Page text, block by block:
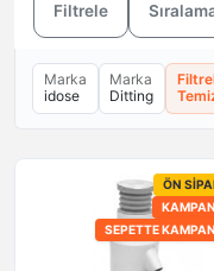
Filtrele
Marka
idose
Marka
Ditting
ÖN
SEPETTE